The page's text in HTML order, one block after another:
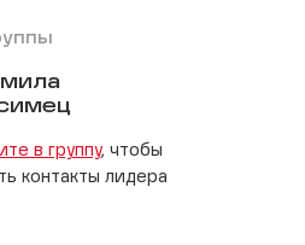
в группу, чтобы
контакты лидера